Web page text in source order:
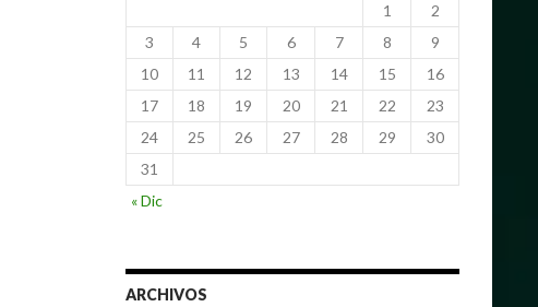
1
2
3
4 5 6 7 8
9
10
11 12 13 14 15
16
17
18 19 20 21 22
23
24
25 26 27 28 29
30
31
« Dic
ARCHIVOS